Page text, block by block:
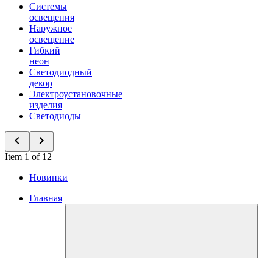
Системы
освещения
Наружное
освещение
Гибкий
неон
Светодиодный
декор
Электроустановочные
изделия
Светодиоды
Item 1 of 12
Новинки
Главная